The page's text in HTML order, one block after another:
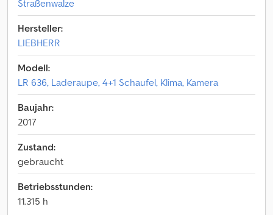
Straßenwalze
Hersteller:
LIEBHERR
Modell:
LR 636, Laderaupe, 4+1 Schaufel, Klima, Kamera
Baujahr:
2017
Zustand:
gebraucht
Betriebsstunden:
11.315 h